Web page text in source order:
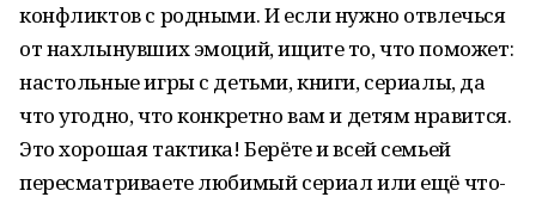
конфликтов с родными. И если нужно отвлечься
от нахлынувших эмоций, ищите то, что поможет:
настольные игры с детьми, книги, сериалы, да
что угодно, что конкретно вам и детям нравится.
Это хорошая тактика! Берёте и всей семьей
пересматриваете любимый сериал или ещё что-